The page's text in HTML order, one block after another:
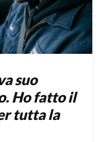
suo
Ho fatto il
tutta la